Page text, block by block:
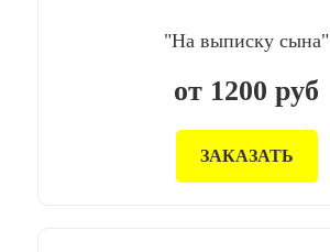
"На выписку сына"
от 1200 руб
ЗАКАЗАТЬ